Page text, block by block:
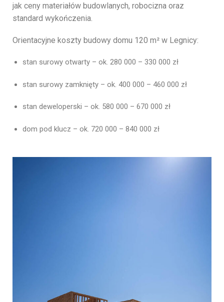
jak ceny materiałów budowlanych, robocizna oraz
standard wykończenia.
Orientacyjne koszty budowy domu 120 m² w Legnicy:
stan surowy otwarty – ok. 280 000 – 330 000 zł
stan surowy zamknięty – ok. 400 000 – 460 000 zł
stan deweloperski – ok. 580 000 – 670 000 zł
dom pod klucz – ok. 720 000 – 840 000 zł